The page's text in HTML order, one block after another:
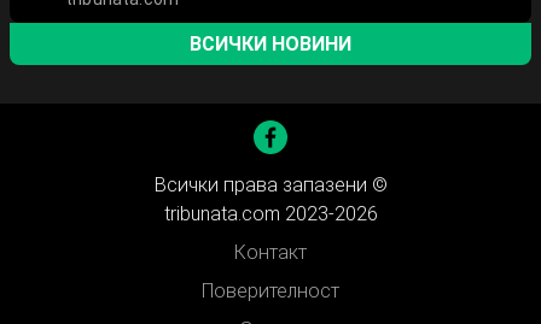
ВСИЧКИ НОВИНИ
Всички права запазени ©
tribunata.com 2023-2026
Контакт
Поверителност